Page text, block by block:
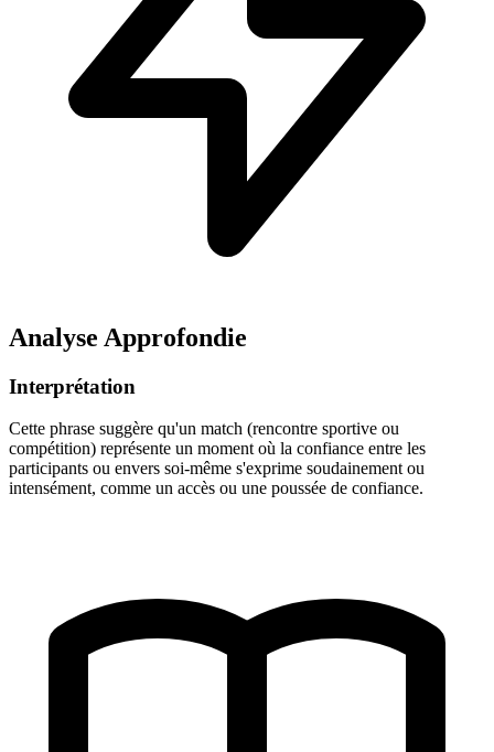
Analyse Approfondie
Interprétation
Cette phrase suggère qu'un match (rencontre sportive ou
compétition) représente un moment où la confiance entre les
participants ou envers soi-même s'exprime soudainement ou
intensément, comme un accès ou une poussée de confiance.